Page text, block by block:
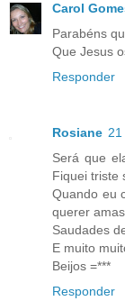
Carol
Parabéns
Que Jesus
Responder
Rosiane
Será que
Fiquei triste
Quando eu
querer
Saudades
E muito
Beijos =***
Responder